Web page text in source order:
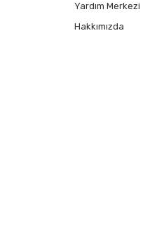
Yardım Merkezi
Hakkımızda